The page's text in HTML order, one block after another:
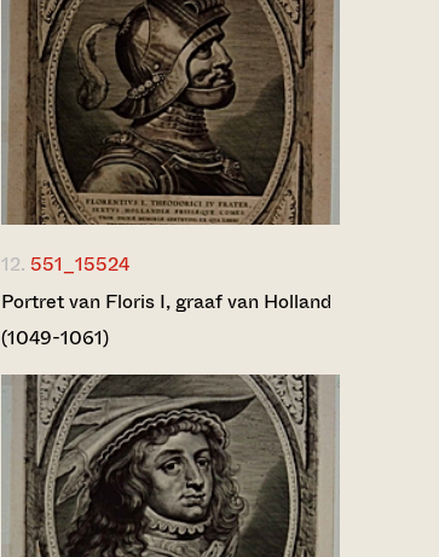
12. 551_15524
Portret van Floris I, graaf van Holland
(1049-1061)